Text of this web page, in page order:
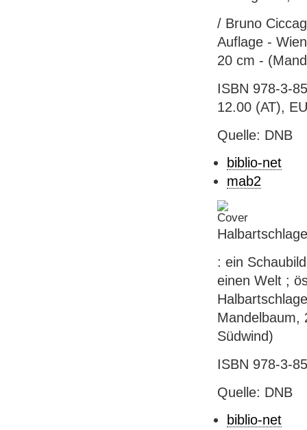
/ Bruno
Auflage -
20 cm -
ISBN 978-3-
12.00 (AT),
Quelle: DNB
biblio-net
mab2
: ein
einen Welt ;
Mandelbaum,
Südwind)
ISBN 978-3-
Quelle: DNB
biblio-net